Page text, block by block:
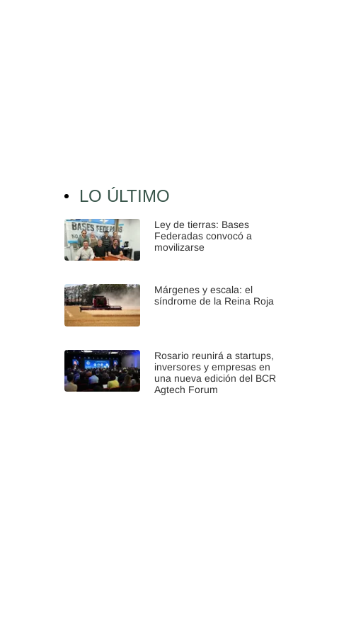
LO ÚLTIMO
Ley de tierras: Bases
Federadas convocó a
movilizarse
Márgenes y escala: el
síndrome de la Reina Roja
Rosario reunirá a startups,
inversores y empresas en
una nueva edición del BCR
Agtech Forum